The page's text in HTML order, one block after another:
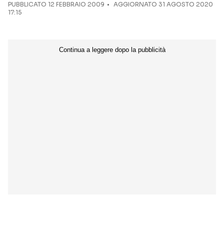
PUBBLICATO 12 FEBBRAIO 2009
AGGIORNATO 31 AGOSTO 2020
17:15